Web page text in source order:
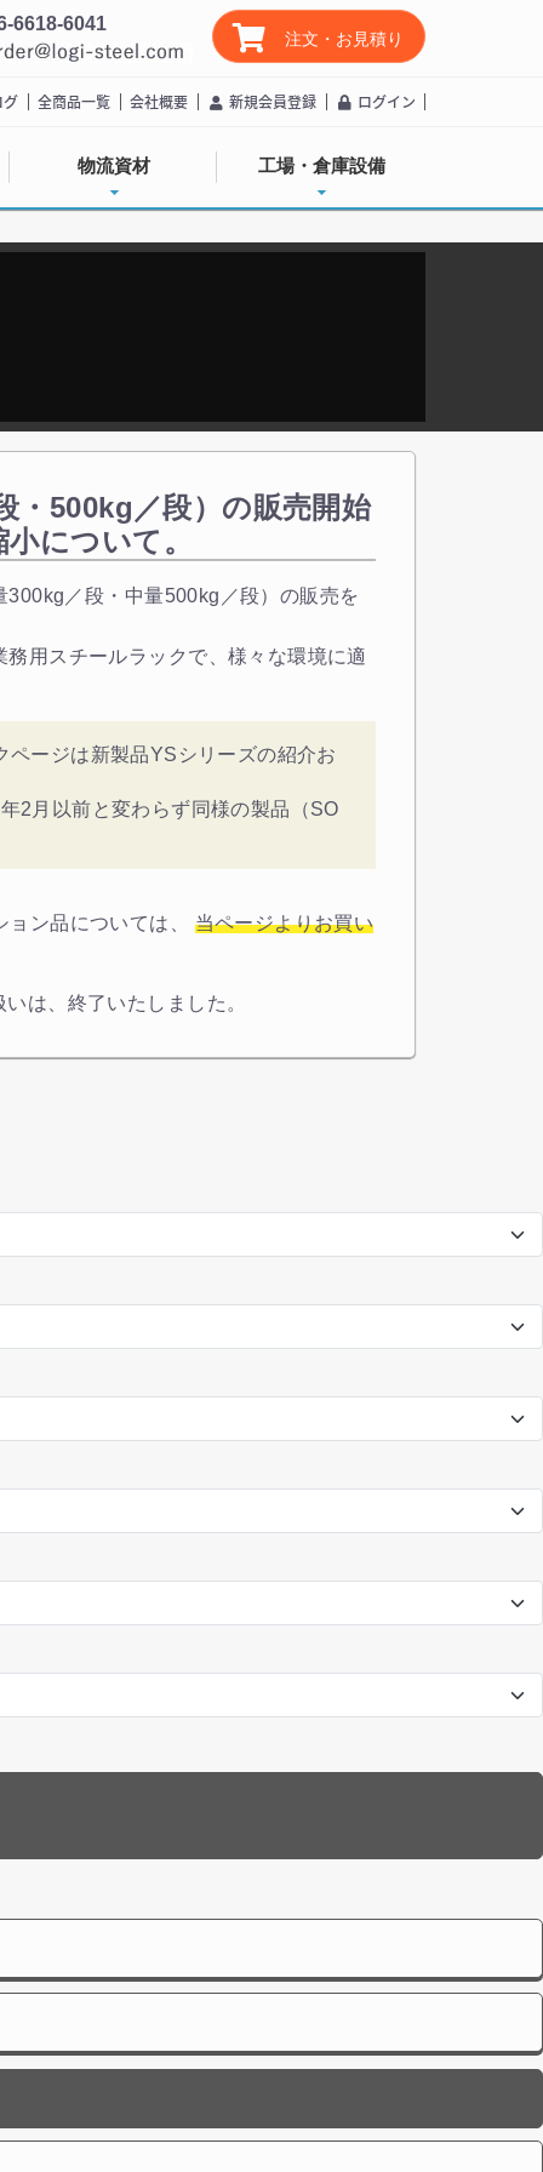
6618-6041
注文・お見積り
グ 全商品一覧 会社概要 新規会員登録 ログイン
物流資材 工場・倉庫設備
・500kg／段）の販売開始
について。
／段・中量500kg／段）の販売を
用スチールラックで、様々な環境に適
ージは新製品YSシリーズの紹介お
2月以前と変わらず同様の製品（SO
ン品については、 当ページよりお買い
は、終了いたしました。